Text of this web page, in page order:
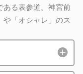
ある表参道。神宮前
「オシャレ」のス